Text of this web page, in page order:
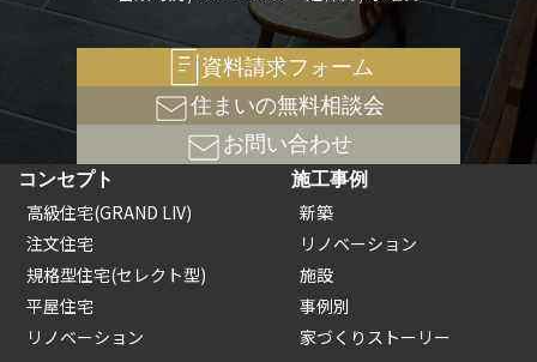
資料請求フォーム
住まいの無料相談会
お問い合わせ
コンセプト
高級住宅(GRAND LIV)
注文住宅
規格型住宅(セレクト型)
平屋住宅
リノベーション
施工事例
新築
リノベーション
施設
事例別
家づくりストーリー